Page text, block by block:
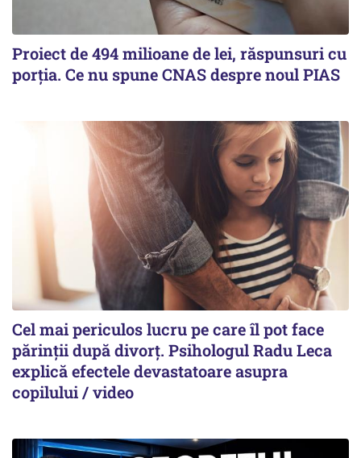
Proiect de 494 milioane de lei, răspunsuri cu
porția. Ce nu spune CNAS despre noul PIAS
Cel mai periculos lucru pe care îl pot face
părinții după divorț. Psihologul Radu Leca
explică efectele devastatoare asupra
copilului / video